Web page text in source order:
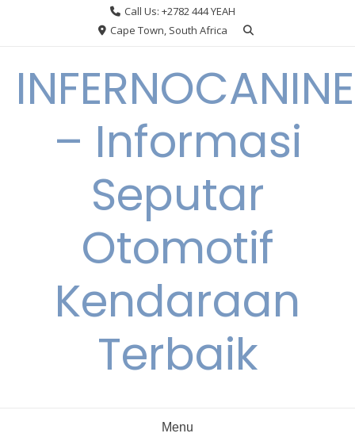
Call Us: +2782 444 YEAH
Cape Town, South Africa
INFERNOCANINE
– Informasi
Seputar
Otomotif
Kendaraan
Terbaik
Menu